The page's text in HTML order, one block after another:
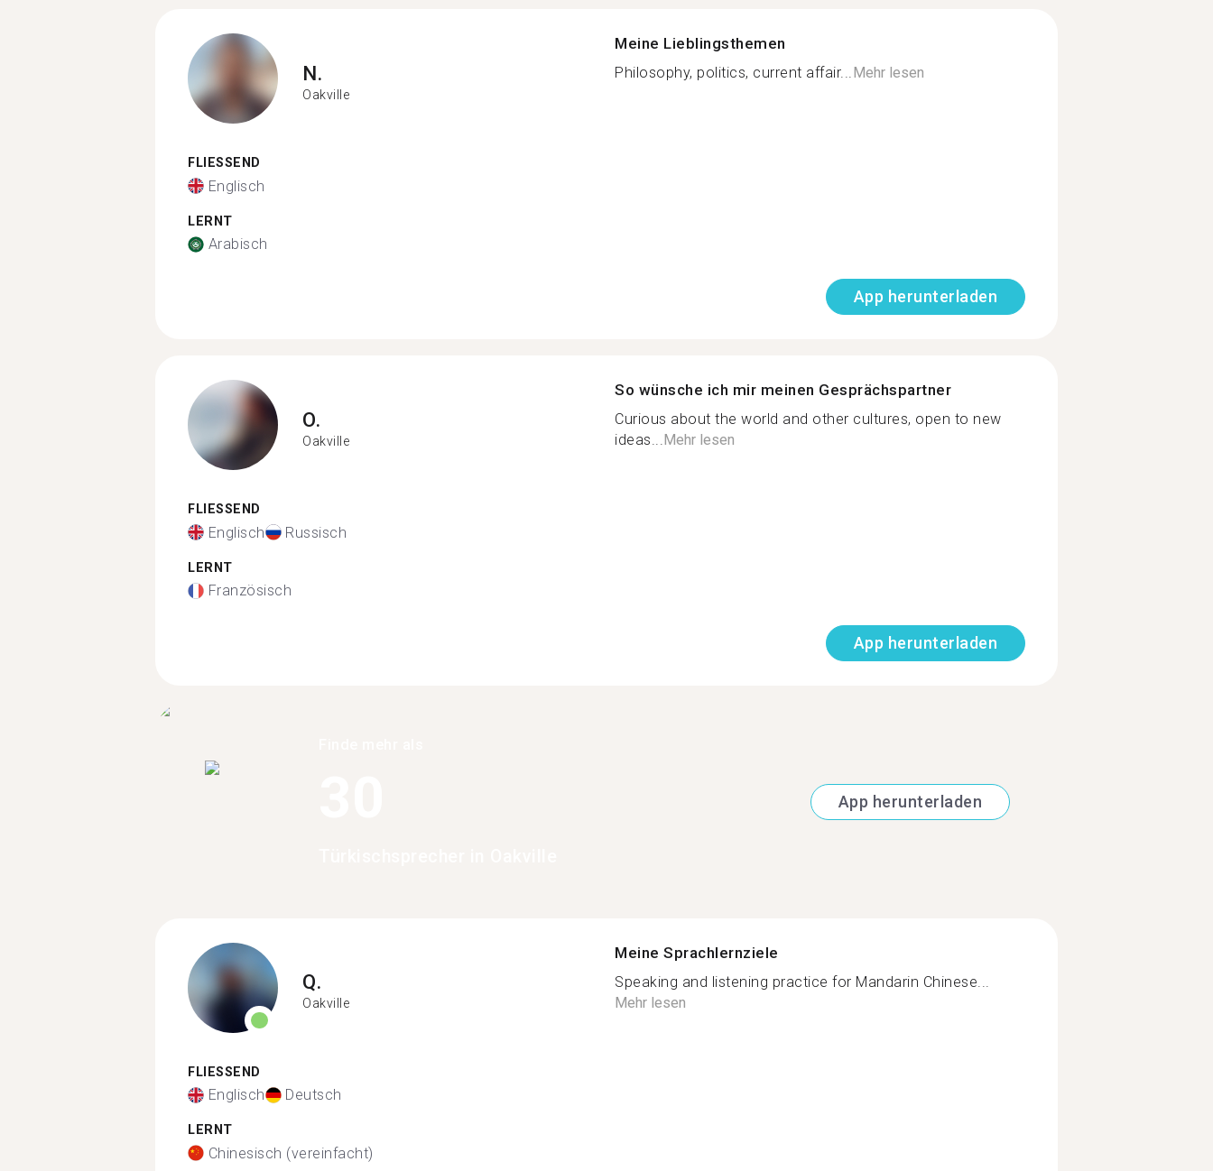
N.
Oakville
FLIESSEND
Englisch
LERNT
Arabisch
Meine Lieblingsthemen
Philosophy, politics, current affair...Mehr lesen
App herunterladen
O.
Oakville
FLIESSEND
Englisch Russisch
LERNT
Französisch
So wünsche ich mir meinen Gesprächspartner
Curious about the world and other cultures, open to new
ideas...Mehr lesen
App herunterladen
App herunterladen
Q.
Oakville
FLIESSEND
Englisch Deutsch
LERNT
Chinesisch (vereinfacht)
Meine Sprachlernziele
Speaking and listening practice for Mandarin Chinese...
Mehr lesen